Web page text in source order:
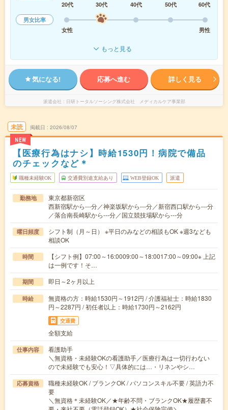
20代
30代 40代 50代
60代
男女比率
女性
男性
もっと見る
気になる! 応募へ進む 詳しく見る
派遣会社 日研トータルソーシング株式会社 メディカルケア事業部
未読
NEW
掲載日 2026/08/07
【医療行為はナシ】時給1530円！病院で備品
のチェックなど＊
職種未経験OK 交通費別途支給あり WEB登録OK 派遣
勤務地
東京都新宿区
西新宿駅から---分／神楽坂駅から---分／新宿西口駅から---分
／落合南長崎駅から---分／国立競技場駅から---分
曜日頻度
シフト制（月～日） ※平日のみなどの相談もOK ※週3なども
相談OK
時間
【シフト例】07:00～16:0009:00～18:0017:00～09:00※ 上記
は一例です！そ…
期間 即日～2ヶ月以上
時給
無資格の方：時給1530円～1912円 / 介護福祉士：時給1830
円～2287円 / 初任者以上：時給1730円～2162円
交通費
全額支給
仕事内容
看護助手
＼無資格・未経験OKの看護助手／医療行為は一切行わない
ので未経験でも安心！▽具体的には…・リネンやシ…
応募資格
職種未経験OK / ブランクOK / パソコンスキル不要 / 英語力不
要
＼無資格＊未経験OK／★年齢不問・ブランクOK★履歴書不